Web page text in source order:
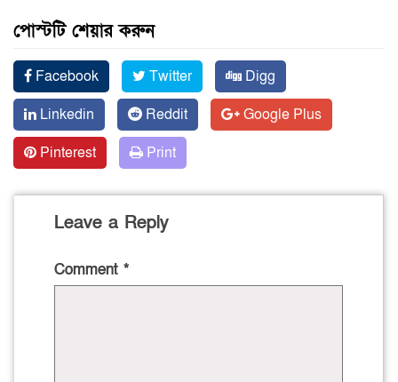
পোস্টটি শেয়ার করুন
Facebook Twitter
Digg
Linkedin
Reddit
Google Plus
Pinterest
Print
Leave a Reply
Comment *